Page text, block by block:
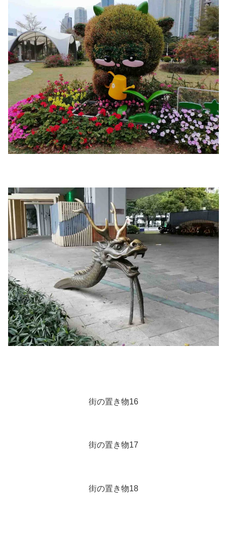
街の置き物16
街の置き物17
街の置き物18